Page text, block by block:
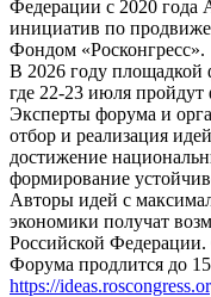
Федерации с 2020 года
инициатив по
Фондом «Росконгресс».
В 2026 году
где 22-23 июля
Эксперты форума и
отбор и реализация
достижение
формирование
Авторы идей с
экономики получат
Российской
Форума продлится до
https://